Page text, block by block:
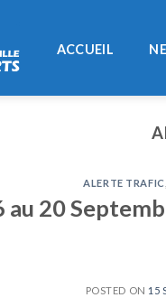
ACCUEIL
ALERTE TRAFIC
au 20
POSTED ON 15